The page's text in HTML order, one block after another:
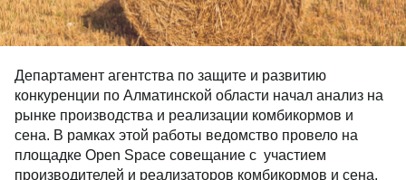
Департамент агентства по защите и развитию
конкуренции по Алматинской области начал анализ на
рынке производства и реализации комбикормов и
сена. В рамках этой работы ведомство провело на
площадке Open Space совещание с участием
производителей и реализаторов комбикормов и сена,